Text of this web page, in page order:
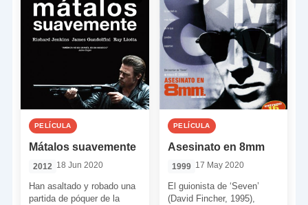
PELÍCULA
Mátalos suavemente
2012 18 Jun 2020
Han asaltado y robado una
partida de póquer de la
PELÍCULA
Asesinato en 8mm
1999 17 May 2020
El guionista de ‘Seven’
(David Fincher, 1995),